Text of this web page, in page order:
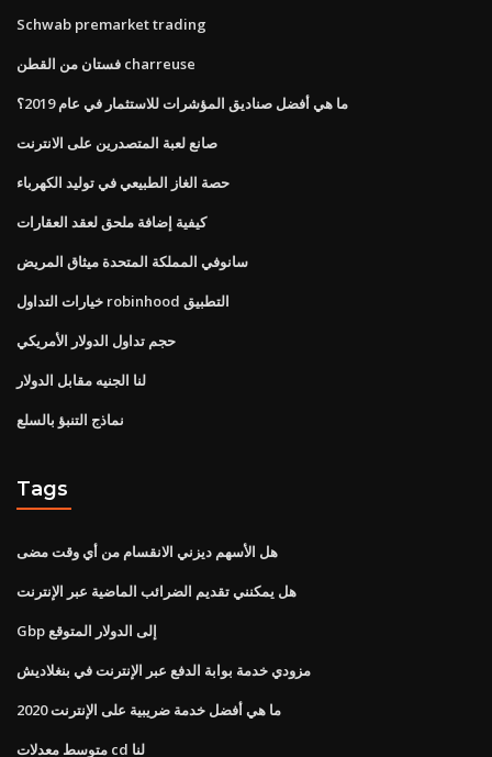
Schwab premarket trading
فستان من القطن charreuse
ما هي أفضل صناديق المؤشرات للاستثمار في عام 2019؟
صانع لعبة المتصدرين على الانترنت
حصة الغاز الطبيعي في توليد الكهرباء
كيفية إضافة ملحق لعقد العقارات
سانوفي المملكة المتحدة ميثاق المريض
خيارات التداول robinhood التطبيق
حجم تداول الدولار الأمريكي
لنا الجنيه مقابل الدولار
نماذج التنبؤ بالسلع
Tags
هل الأسهم ديزني الانقسام من أي وقت مضى
هل يمكنني تقديم الضرائب الماضية عبر الإنترنت
Gbp إلى الدولار المتوقع
مزودي خدمة بوابة الدفع عبر الإنترنت في بنغلاديش
ما هي أفضل خدمة ضريبية على الإنترنت 2020
متوسط ​​معدلات cd لنا